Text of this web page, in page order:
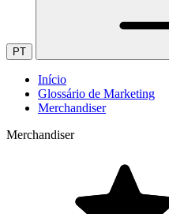
PT
Início
Glossário de Marketing
Merchandiser
Merchandiser